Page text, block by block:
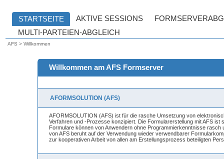
AFS > Willkommen
Willkommen am AFS Formserver
AFORMSOLUTION (AFS)
AFORMSOLUTION (AFS) ist für die rasche Umsetzung von
Verfahren und -Prozesse konzipiert. Die Formularerstellung mit AFS ist
Formulare können von Anwendern ohne Programmierkenntnisse rasch
von AFS beruht auf der Verwendung wieder verwendbarer
zur kooperativen Arbeit von allen am Erstellungsprozess beteiligten